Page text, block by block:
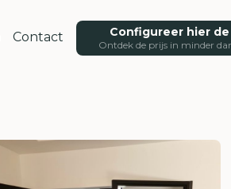
Contact Configureer hier
Ontdek de prijs in minder